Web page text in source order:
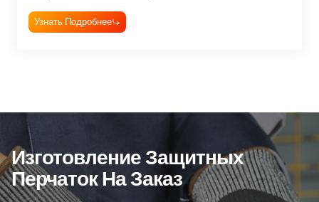
Узнать Подробнее
Изготовление Защитных
Перчаток На Заказ